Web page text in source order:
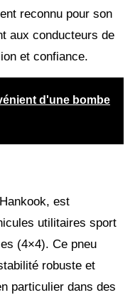
reconnu pour son
aux conducteurs de
et confiance.
d'une bombe
est
utilitaires sport
(4×4). Ce pneu
robuste et
particulier dans des